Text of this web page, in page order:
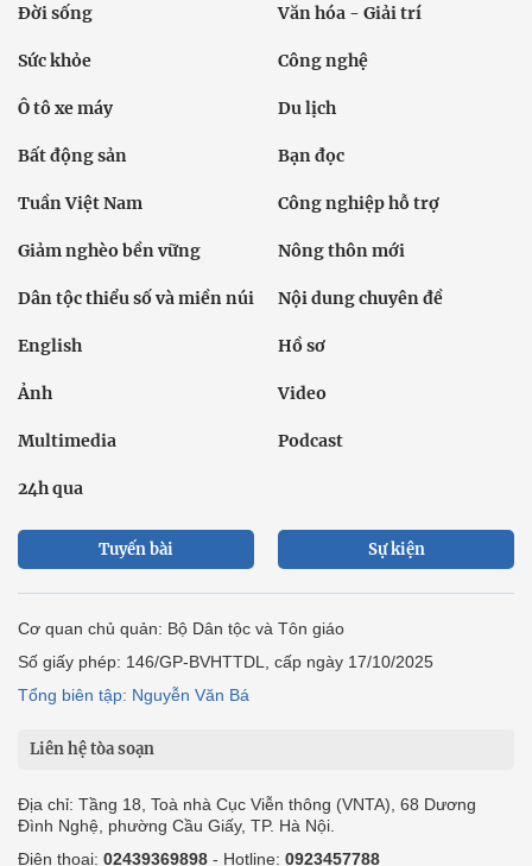
Đời sống Văn hóa - Giải trí
Sức khỏe Công nghệ
Ô tô xe máy Du lịch
Bất động sản Bạn đọc
Tuần Việt Nam Công nghiệp hỗ trợ
Giảm nghèo bền vững Nông thôn mới
Dân tộc thiểu số và miền núi Nội dung chuyên đề
English Hồ sơ
Ảnh Video
Multimedia Podcast
24h qua
Tuyến bài Sự kiện
Cơ quan chủ quản: Bộ Dân tộc và Tôn giáo
Số giấy phép: 146/GP-BVHTTDL, cấp ngày 17/10/2025
Tổng biên tập: Nguyễn Văn Bá
Liên hệ tòa soạn
Địa chỉ: Tầng 18, Toà nhà Cục Viễn thông (VNTA), 68 Dương
Đình Nghệ, phường Cầu Giấy, TP. Hà Nội.
Điện thoại: 02439369898 - Hotline: 0923457788